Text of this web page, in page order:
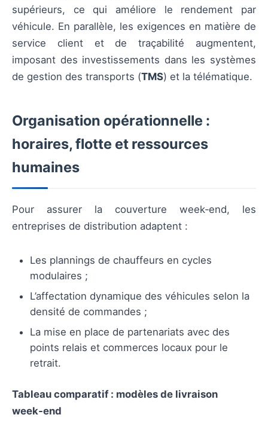
supérieurs, ce qui améliore le rendement par
véhicule. En parallèle, les exigences en matière de
service client et de traçabilité augmentent,
imposant des investissements dans les systèmes
de gestion des transports (TMS) et la télématique.
Organisation opérationnelle :
horaires, flotte et ressources
humaines
Pour assurer la couverture week‑end, les
entreprises de distribution adaptent :
Les plannings de chauffeurs en cycles
modulaires ;
L’affectation dynamique des véhicules selon la
densité de commandes ;
La mise en place de partenariats avec des
points relais et commerces locaux pour le
retrait.
Tableau comparatif : modèles de livraison
week‑end